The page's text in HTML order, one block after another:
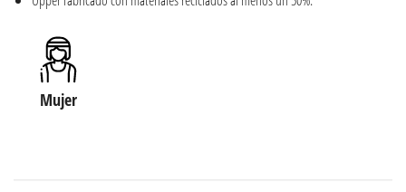
Mujer